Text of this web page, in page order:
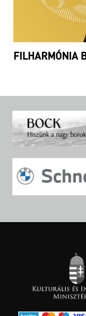
FILHARMÓNIA